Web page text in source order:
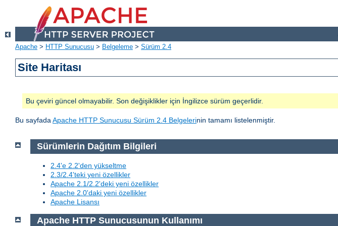
Apache > HTTP Sunucusu > Belgeleme > Sürüm 2.4
Site Haritası
Bu çeviri güncel olmayabilir. Son değişiklikler için İngilizce sürüm geçerlidir.
Bu sayfadaApache HTTP Sunucusu Sürüm 2.4 Belgelerinin tamamı listelenmiştir.
Sürümlerin Dağıtım Bilgileri
2.4'e 2.2'den yükseltme
2.3/2.4'teki yeni özellikler
Apache 2.1/2.2'deki yeni özellikler
Apache 2.0'daki yeni özellikler
Apache Lisansı
Apache HTTP Sunucusunun Kullanımı